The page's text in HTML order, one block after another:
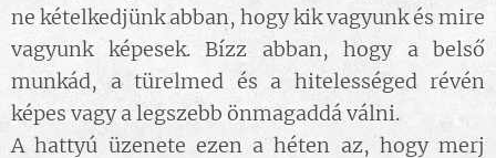
ne kételkedjünk abban, hogy kik vagyunk és mire
vagyunk képesek. Bízz abban, hogy a belső
munkád, a türelmed és a hitelességed révén
képes vagy a legszebb önmagaddá válni.
A hattyú üzenete ezen a héten az, hogy merj